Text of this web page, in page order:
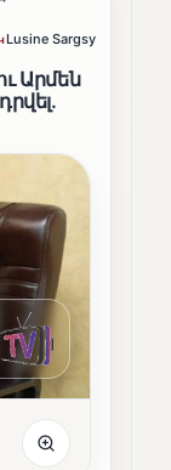
Lusine Sargsyan
Արմեն